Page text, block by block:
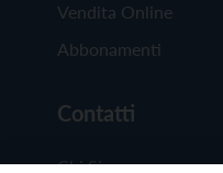
Vendita Online
Abbonamenti
Contatti
Chi Siamo